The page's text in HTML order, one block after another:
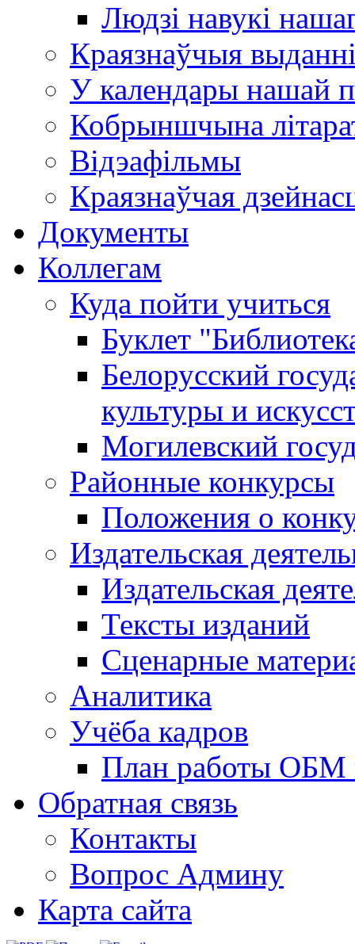
Людзі навукі
Краязнаўчыя
У календары нашай
Кобрыншчына
Відэафільмы
Краязнаўчая
Документы
Коллегам
Куда пойти учиться
Буклет
Белорусский
культуры и
Могилевский
Районные конкурсы
Положения о
Издательская
Издательская
Тексты изданий
Сценарные
Аналитика
Учёба кадров
План работы ОБМ
Обратная связь
Контакты
Вопрос Админу
Карта сайта